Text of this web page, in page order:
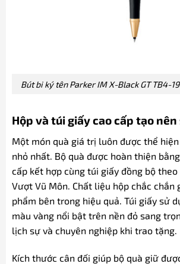
Bút bi ký tên Parker IM X-Black GT TB4-
Hộp và túi giấy cao cấp tạo
Một món quà giá trị luôn được thể
nhỏ nhất. Bộ quà được hoàn thiện
cấp kết hợp cùng túi giấy đồng bộ theo
Vượt Vũ Môn. Chất liệu hộp chắc chắn
phẩm bên trong hiệu quả. Túi giấy sử
màu vàng nổi bật trên nền đỏ sang
lịch sự và chuyên nghiệp khi trao tặng.
Kích thước cân đối giúp bộ quà giữ